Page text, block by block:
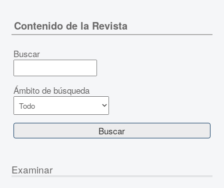
Contenido de la Revista
Buscar
Ámbito de búsqueda
Examinar